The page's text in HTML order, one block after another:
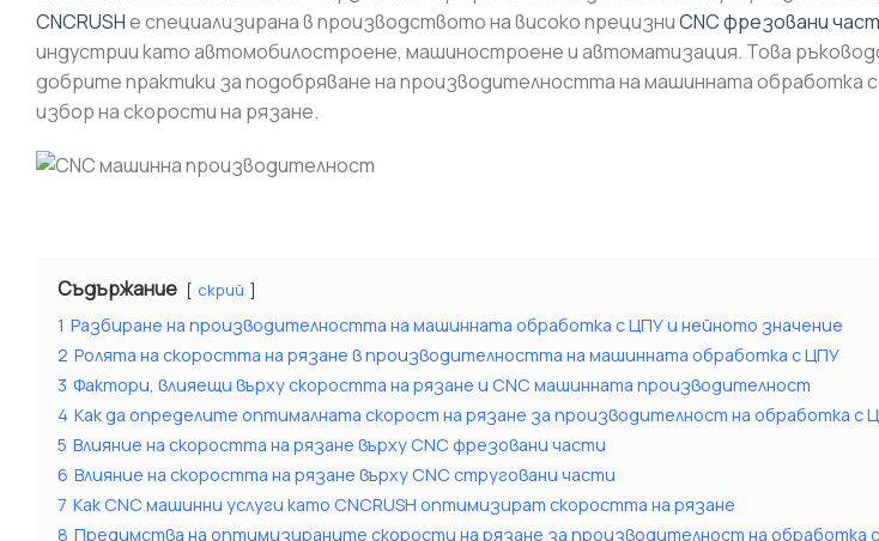
CNCRUSHе специализирана в производството на високо прецизниCNC фрезовани
индустрии като автомобилостроене, машиностроене и автоматизация. Това
добрите практики за подобряване на производителността на машинната обработка
избор на скорости на рязане.
Съдържание скрий
1 Разбиране на производителността на машинната обработка с ЦПУ и нейното значение
2 Ролята на скоростта на рязане в производителността на машинната обработка с ЦПУ
3 Фактори, влияещи върху скоростта на рязане и CNC машинната производителност
4 Как да определите оптималната скорост на рязане за производителност на обработка с
5 Влияние на скоростта на рязане върху CNC фрезовани части
6 Влияние на скоростта на рязане върху CNC струговани части
7 Как CNC машинни услуги като CNCRUSH оптимизират скоростта на рязане
8 Предимства на оптимизираните скорости на рязане за производителност на обработка